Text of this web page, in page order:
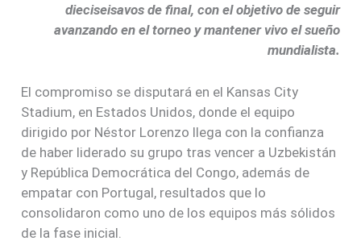
dieciseisavos de final, con el objetivo de seguir
avanzando en el torneo y mantener vivo el sueño
mundialista.
El compromiso se disputará en el Kansas City
Stadium, en Estados Unidos, donde el equipo
dirigido por Néstor Lorenzo llega con la confianza
de haber liderado su grupo tras vencer a Uzbekistán
y República Democrática del Congo, además de
empatar con Portugal, resultados que lo
consolidaron como uno de los equipos más sólidos
de la fase inicial.